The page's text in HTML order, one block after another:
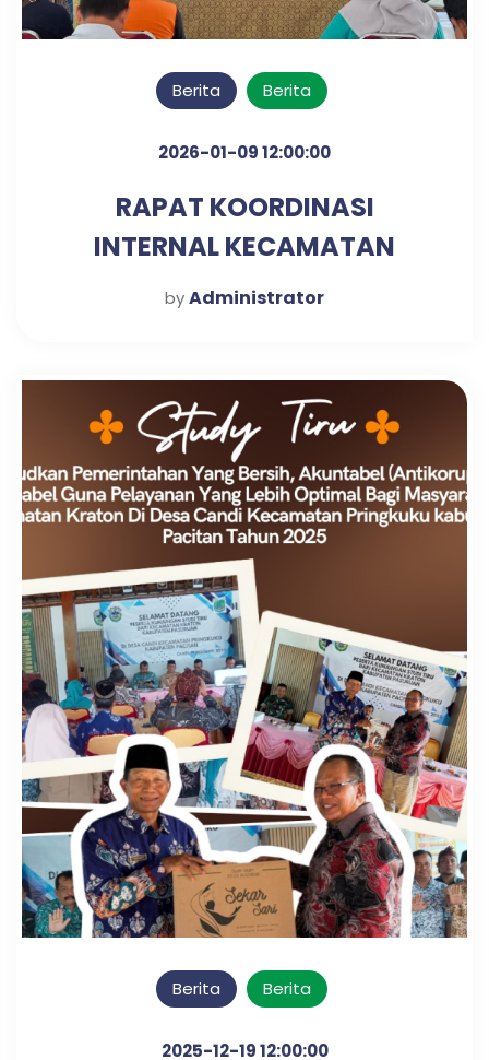
Berita Berita
2026-01-09 12:00:00
RAPAT KOORDINASI
INTERNAL KECAMATAN
KRATON UNTUK PENGUATAN
byAdministrator
Berita Berita
2025-12-19 12:00:00